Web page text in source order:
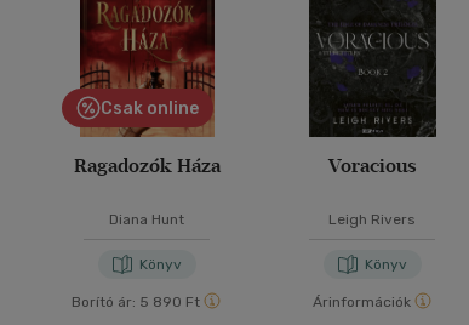
Csak online
Ragadozók Háza
Diana Hunt
Könyv
Borító ár: 5 890 Ft
Voracious
Leigh Rivers
Könyv
Árinformációk